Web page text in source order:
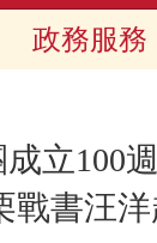
政務服務
立100
戰書汪